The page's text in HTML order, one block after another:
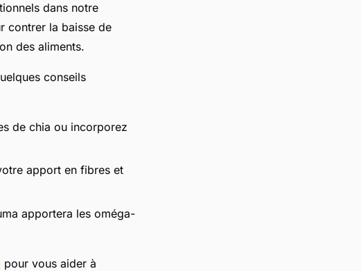
dans notre
contrer la baisse de
des aliments.
conseils
de chia ou incorporez
apport en fibres et
apportera les oméga-
pour vous aider à